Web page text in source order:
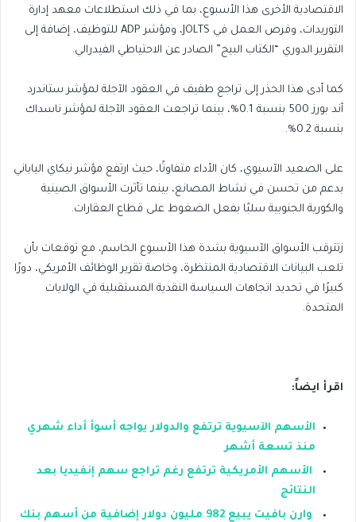
الاقتصادية الأخرى هذا الأسبوع، بما في ذلك استطلاعات معهد إدارة
التوريدات، وفرص العمل في JOLTS، ومؤشر ADP للتوظيف، إضافة إلى
التقرير الدوري “الكتاب البيج” الصادر عن الاحتياطي الفيدرالي.
كما أدى هذا الحذر إلى تراجع طفيف في العقود الآجلة لمؤشر ستاندرد
آند بورز 500 بنسبة 0.1%، بينما تراجعت العقود الآجلة لمؤشر ناسداك
بنسبة 0.2%.
على الصعيد الآسيوي، كان الأداء متفاوتًا، حيث ارتفع مؤشر نيكاي الياباني
بدعم من تحسن في نشاط المصانع، بينما تأثرت الأسواق الصينية
والكورية الجنوبية سلبًا بفعل الضغوط على قطاع العقارات.
زتترقب الأسواق الآسيوية بشدة هذا الأسبوع الحاسم، مع توقعات بأن
تلعب البيانات الاقتصادية المنتظرة، وخاصة تقرير الوظائف الأمريكي، دورًا
كبيرًا في تحديد اتجاهات السياسة النقدية المستقبلية في الولايات
المتحدة.
اقرأ ايضاً:
الأسهم الآسيوية ترتفع والدولار يواجه أسوأ أداء شهري
منذ تسعة أشهر
الأسهم الأمريكية ترتفع رغم تراجع سهم إنفيديا بعد
النتائج
وارن بافيت يبيع 982 مليون دولار إضافية من أسهم بنك